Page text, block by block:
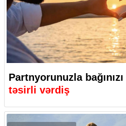
Partnyorunuzla
təsirli vərdiş